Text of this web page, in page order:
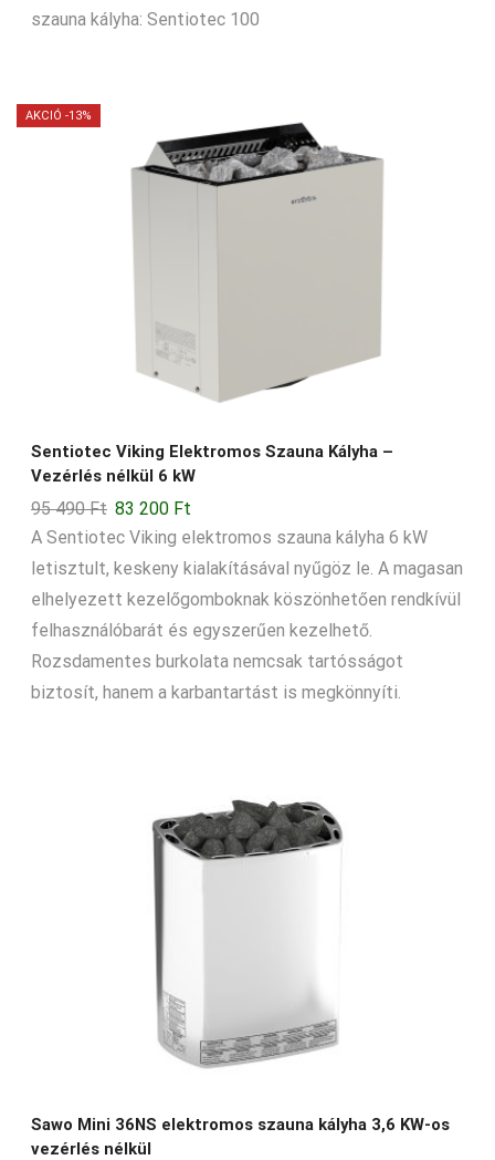
szauna kályha: Sentiotec 100
AKCIÓ -13%
Sentiotec Viking Elektromos Szauna Kályha –
Vezérlés nélkül 6 kW
95 490Ft Original
price
was:
83 200 Ft
price
is:
A Sentiotec Viking elektromos szauna kályha 6 kW
letisztult, keskeny kialakításával nyűgöz le. A magasan
elhelyezett kezelőgomboknak köszönhetően rendkívül
felhasználóbarát és egyszerűen kezelhető.
Rozsdamentes burkolata nemcsak tartósságot
biztosít, hanem a karbantartást is megkönnyíti.
Sawo Mini 36NS elektromos szauna kályha 3,6 KW-os
vezérlés nélkül